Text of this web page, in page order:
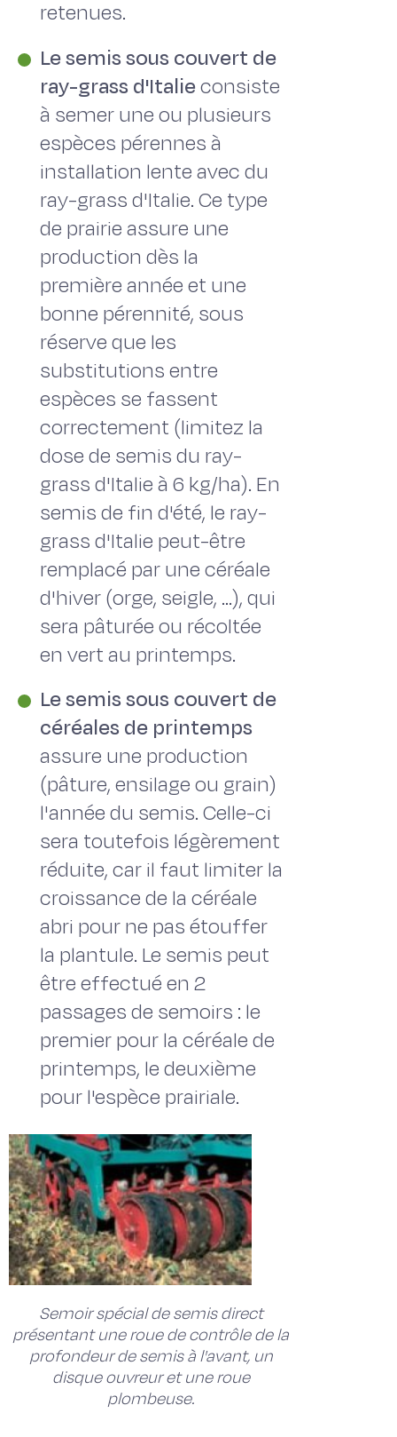
retenues.
Le semis sous couvert de
ray-grass d'Italieconsiste
à semer une ou plusieurs
espèces pérennes à
installation lente avec du
ray-grass d'Italie. Ce type
de prairie assure une
production dès la
première année et une
bonne pérennité, sous
réserve que les
substitutions entre
espèces se fassent
correctement (limitez la
dose de semis du ray-
grass d'Italie à 6 kg/ha). En
semis de fin d'été, le ray-
grass d'Italie peut-être
remplacé par une céréale
d'hiver (orge, seigle, ...), qui
sera pâturée ou récoltée
en vert au printemps.
Le semis sous couvert de
céréales de printemps
assure une production
(pâture, ensilage ou grain)
l'année du semis. Celle-ci
sera toutefois légèrement
réduite, car il faut limiter la
croissance de la céréale
abri pour ne pas étouffer
la plantule. Le semis peut
être effectué en 2
passages de semoirs : le
premier pour la céréale de
printemps, le deuxième
pour l'espèce prairiale.
Semoir spécial de semis direct
présentant une roue de contrôle de la
profondeur de semis à l'avant, un
disque ouvreur et une roue
plombeuse.